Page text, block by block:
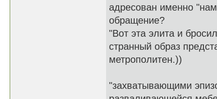
адресован именно
обращение?
"Вот эта элита и
странный образ
метрополитен.))
"захватывающими